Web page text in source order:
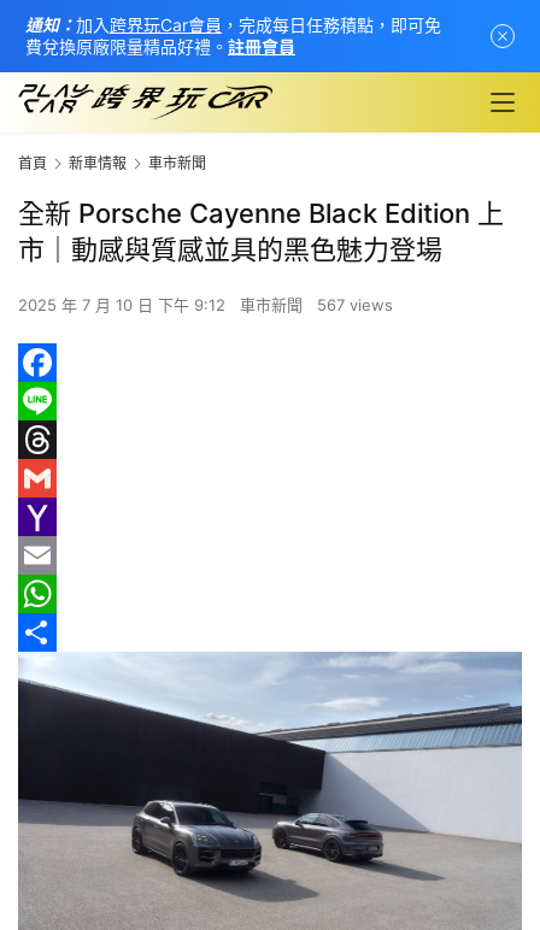
首
頁
新
車
情
報
車
測
汽
車
首頁 新車情報 車市新聞
全新 Porsche Cayenne Black Edition 上
市｜動感與質感並具的黑色魅力登場
2025 年 7 月 10 日 下午 9:12 車市新聞 567 views
F
a
c
b
o
o
k
L
e
T
r
e
a
d
G
m
a
l
Y
a
h
o
i
l
E
m
a
W
h
A
p
p
分
通知：加入 跨界玩Car會員 ，完成每日任務積點，即可免
費兌換原廠限量精品好禮。 註冊會員